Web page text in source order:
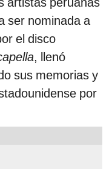
ser nominada a
el disco
, llenó
sus memorias y
por